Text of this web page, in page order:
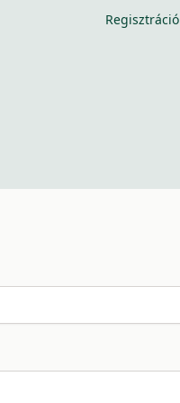
Regisztráció